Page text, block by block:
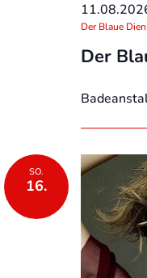
Der
Der Blaue
SO.
16.